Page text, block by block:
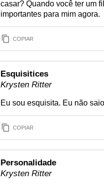
casar? Quando você ter um
importantes para mim agora.
COPIAR
Esquisitices
Krysten Ritter
Eu sou esquisita. Eu não
COPIAR
Personalidade
Krysten Ritter